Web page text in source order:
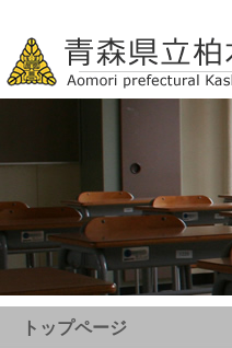
トップページ